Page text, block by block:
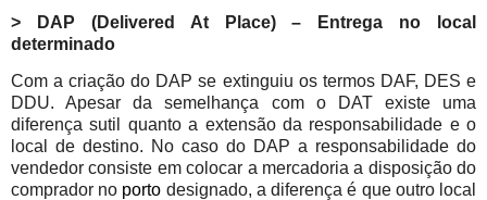
> DAP (Delivered At Place) – Entrega no local
determinado
Com a criação do DAP se extinguiu os termos DAF, DES e
DDU. Apesar da semelhança com o DAT existe uma
diferença sutil quanto a extensão da responsabilidade e o
local de destino. No caso do DAP a responsabilidade do
vendedor consiste em colocar a mercadoria a disposição do
comprador no porto designado, a diferença é que outro local